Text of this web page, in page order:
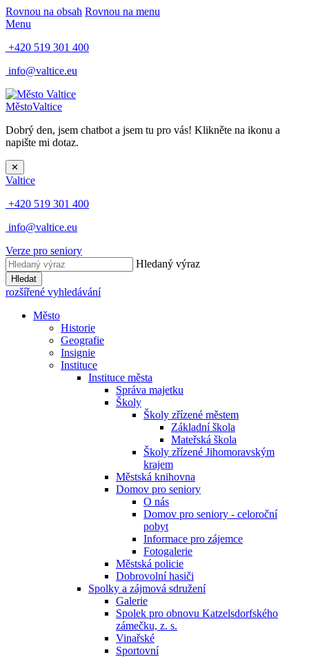
Rovnou na obsah Rovnou na menu
Menu
+420 519 301 400
info@valtice.eu
MěstoValtice
Dobrý den, jsem chatbot a jsem tu pro vás! Klikněte na ikonu a
napište mi dotaz.
✕
Valtice
+420 519 301 400
info@valtice.eu
Verze pro seniory
Hledaný výraz
Hledat
rozšířené vyhledávání
Město
Historie
Geografie
Insignie
Instituce
Instituce města
Správa majetku
Školy
Školy zřízené městem
Základní škola
Mateřská škola
Školy zřízené Jihomoravským
krajem
Městská knihovna
Domov pro seniory
O nás
Domov pro seniory - celoroční
pobyt
Informace pro zájemce
Fotogalerie
Městská policie
Dobrovolní hasiči
Spolky a zájmová sdružení
Galerie
Spolek pro obnovu Katzelsdorfského
zámečku, z. s.
Vinařské
Sportovní